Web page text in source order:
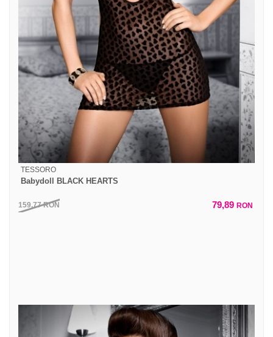
TESSORO
Babydoll BLACK HEARTS
159,77RON 79,89 RON